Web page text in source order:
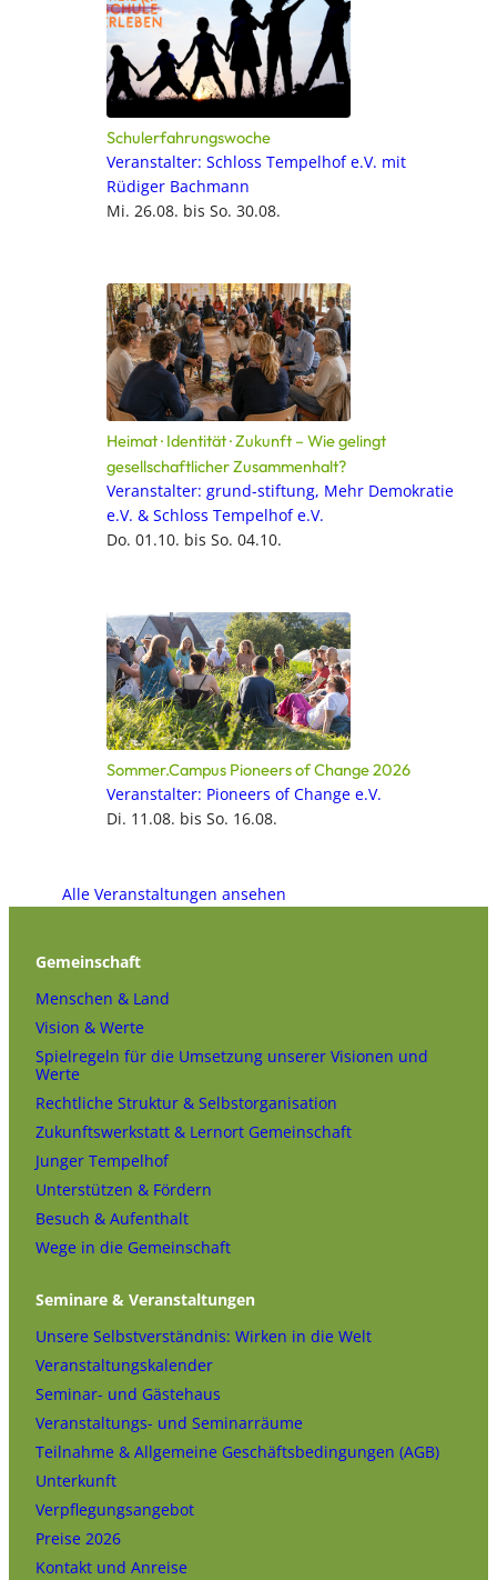
Schulerfahrungswoche
Veranstalter: Schloss Tempelhof e.V. mit
Rüdiger Bachmann
Mi. 26.08. bis So. 30.08.
Heimat · Identität · Zukunft – Wie gelingt
gesellschaftlicher Zusammenhalt?
Veranstalter: grund-stiftung, Mehr Demokratie
e.V. & Schloss Tempelhof e.V.
Do. 01.10. bis So. 04.10.
Sommer.Campus Pioneers of Change 2026
Veranstalter: Pioneers of Change e.V.
Di. 11.08. bis So. 16.08.
Alle Veranstaltungen ansehen
Gemeinschaft
Menschen & Land
Vision & Werte
Spielregeln für die Umsetzung unserer Visionen und
Werte
Rechtliche Struktur & Selbstorganisation
Zukunftswerkstatt & Lernort Gemeinschaft
Junger Tempelhof
Unterstützen & Fördern
Besuch & Aufenthalt
Wege in die Gemeinschaft
Seminare & Veranstaltungen
Unsere Selbstverständnis: Wirken in die Welt
Veranstaltungskalender
Seminar- und Gästehaus
Veranstaltungs- und Seminarräume
Teilnahme & Allgemeine Geschäftsbedingungen (AGB)
Unterkunft
Verpflegungsangebot
Preise 2026
Kontakt und Anreise